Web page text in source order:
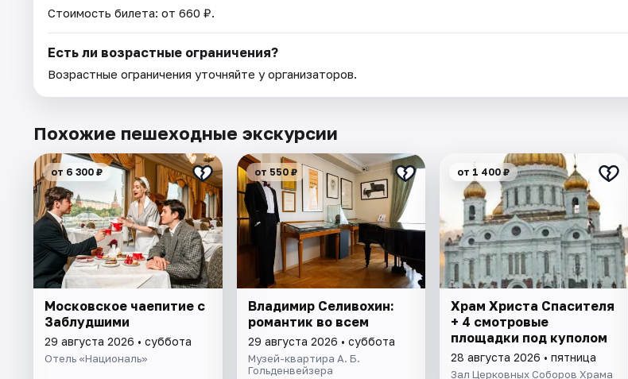
Стоимость билета: от 660 ₽.
Есть ли возрастные ограничения?
Возрастные ограничения уточняйте у организаторов.
Похожие пешеходные экскурсии
от 6 300 ₽
Московское чаепитие с
Заблудшими
29 августа 2026 • суббота
Отель «Националь»
от 550 ₽
Владимир Селивохин:
романтик во всем
29 августа 2026 • суббота
Музей-квартира А. Б.
Гольденвейзера
от 1 400 ₽
Храм Христа Спасителя
+ 4 смотровые
площадки под куполом
28 августа 2026 • пятница
Зал Церковных Соборов Храма